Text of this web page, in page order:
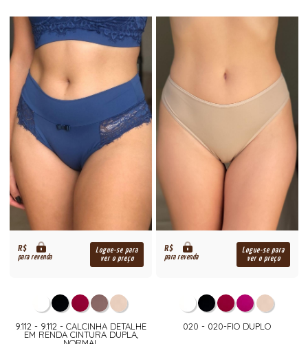
R$
para revenda
Logue-se para
ver o preço
9.112 - 9.112 - CALCINHA DETALHE
EM RENDA CINTURA DUPLA,
R$
para revenda
Logue-se para
ver o preço
020 - 020-FIO DUPLO